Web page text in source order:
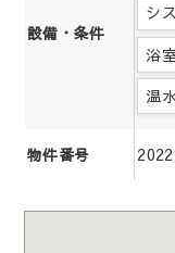
設備・条件
シ
浴
温
物件番号